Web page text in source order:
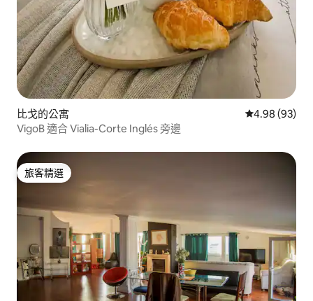
比戈的公寓 從 93 則評價
4.98 (93)
VigoB 適合 Vialia-Corte Inglés 旁邊
旅客精選
旅客精選